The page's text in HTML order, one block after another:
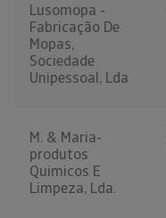
Lusomopa -
Fabricação De
Mopas,
Sociedade
Unipessoal, Lda
M. & Maria-
produtos
Quimicos E
Limpeza, Lda.